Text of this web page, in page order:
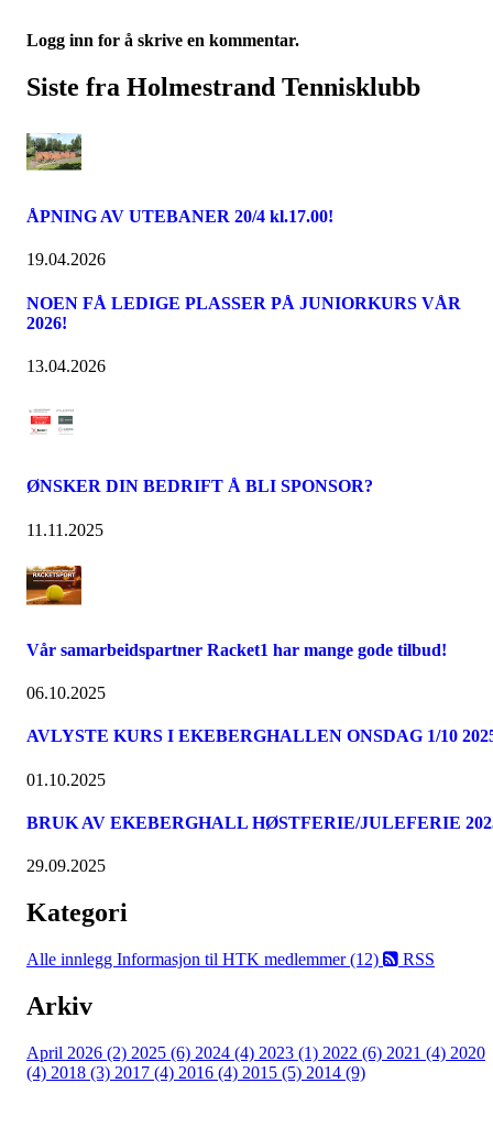
Logg inn for å skrive en kommentar.
Siste fra Holmestrand Tennisklubb
ÅPNING AV UTEBANER 20/4 kl.17.00!
19.04.2026
NOEN FÅ LEDIGE PLASSER PÅ JUNIORKURS VÅR
2026!
13.04.2026
ØNSKER DIN BEDRIFT Å BLI SPONSOR?
11.11.2025
Vår samarbeidspartner Racket1 har mange gode tilbud!
06.10.2025
AVLYSTE KURS I EKEBERGHALLEN ONSDAG 1/10
01.10.2025
BRUK AV EKEBERGHALL HØSTFERIE/JULEFERIE
29.09.2025
Kategori
Alle innlegg Informasjon til HTK medlemmer (12) RSS
Arkiv
April 2026 (2) 2025 (6) 2024 (4) 2023 (1) 2022 (6) 2021 (4) 2020
(4) 2018 (3) 2017 (4) 2016 (4) 2015 (5) 2014 (9)